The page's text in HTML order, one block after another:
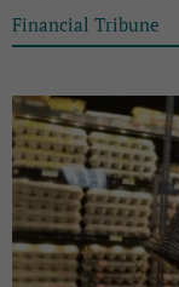
Financial Tribune